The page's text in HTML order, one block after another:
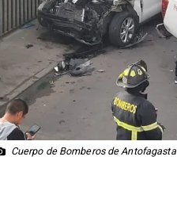
Cuerpo de Bomberos de Antofagasta